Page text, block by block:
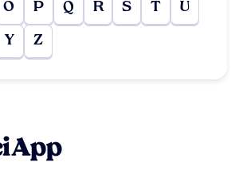
O P Q R S T U
Y Z